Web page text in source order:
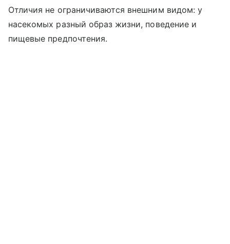
Отличия не ограничиваются внешним видом: у
насекомых разный образ жизни, поведение и
пищевые предпочтения.